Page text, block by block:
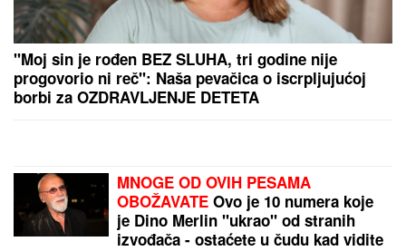
"Moj sin je rođen BEZ SLUHA, tri godine nije
progovorio ni reč": Naša pevačica o iscrpljujućoj
borbi za OZDRAVLJENJE DETETA
MNOGE OD OVIH PESAMA
OBOŽAVATE Ovo je 10 numera koje
je Dino Merlin "ukrao" od stranih
izvođača - ostaćete u čudu kad vidite